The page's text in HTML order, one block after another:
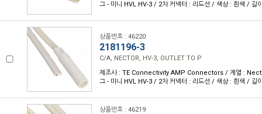
그 - 미니 HVL HV-3 / 2차 커넥터 : 리드선 / 색상 : 흰색 /
상품번호 : 46220
2181196-3
C/A, NECTOR, HV-3, OUTLET TO P
제조사 : TE Connectivity AMP Connectors / 계열 :
그 - 미니 HVL HV-3 / 2차 커넥터 : 리드선 / 색상 : 흰색 /
상품번호 : 46219